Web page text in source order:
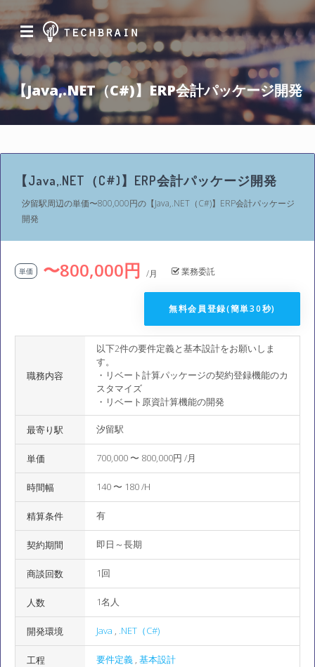
☰
【Java,.NET（C#)】ERP会計パッケージ開発
【Java,.NET（C#)】ERP会計パッケージ開発
汐留駅周辺の単価〜800,000円の【Java,.NET（C#)】ERP会計パッケージ
開発
単価 〜800,000円 /月 業務委託
無料会員登録(簡単30秒)
職務内容
以下2件の要件定義と基本設計をお願いしま
す。
・リベート計算パッケージの契約登録機能のカ
スタマイズ
・リベート原資計算機能の開発
最寄り駅 汐留駅
単価 700,000 〜 800,000円 /月
時間幅 140 〜 180 /H
精算条件 有
契約期間 即日～長期
商談回数 1回
人数 1名人
開発環境 Java , .NET（C#)
工程 要件定義 , 基本設計